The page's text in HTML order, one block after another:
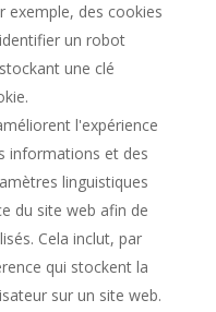
exemple, des cookies
un robot
une clé
l'expérience
informations et des
linguistiques
du site web afin de
Cela inclut, par
qui stockent la
sur un site web.